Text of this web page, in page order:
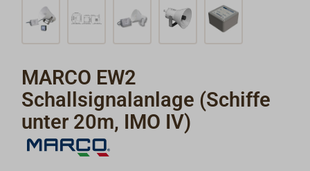
MARCO EW2
Schallsignalanlage (Schiffe
unter 20m, IMO IV)